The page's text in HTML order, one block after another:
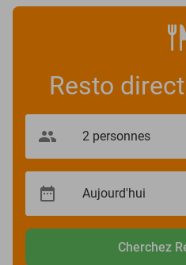
Resto
Cherchez